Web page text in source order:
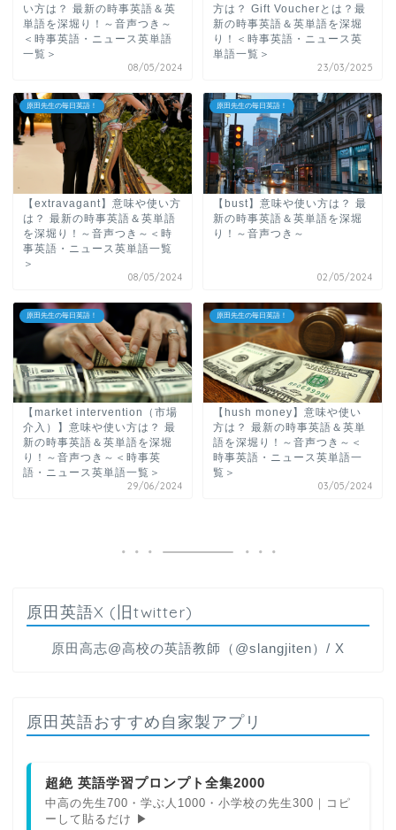
い方は？ 最新の時事英語＆英
単語を深堀り！～音声つき～
＜時事英語・ニュース英単語
一覧＞
08/05/2024
方は？ Gift Voucherとは？最
新の時事英語＆英単語を深堀
り！＜時事英語・ニュース英
単語一覧＞
23/03/2025
原田先生の毎日英語！
【extravagant】意味や使い方
は？ 最新の時事英語＆英単語
を深堀り！～音声つき～＜時
事英語・ニュース英単語一覧
＞
08/05/2024
原田先生の毎日英語！
【bust】意味や使い方は？ 最
新の時事英語＆英単語を深堀
り！～音声つき～
02/05/2024
原田先生の毎日英語！
【market intervention（市場
介入）】意味や使い方は？ 最
新の時事英語＆英単語を深堀
り！～音声つき～＜時事英
語・ニュース英単語一覧＞
29/06/2024
原田先生の毎日英語！
【hush money】意味や使い
方は？ 最新の時事英語＆英単
語を深堀り！～音声つき～＜
時事英語・ニュース英単語一
覧＞
03/05/2024
原田英語X (旧twitter)
原田高志@高校の英語教師（@slangjiten）/ X
原田英語おすすめ自家製アプリ
超絶 英語学習プロンプト全集2000
中高の先生700・学ぶ人1000・小学校の先生300｜コピ
ーして貼るだけ ▶